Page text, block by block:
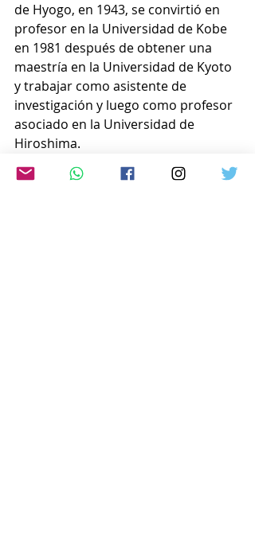
de Hyogo, en 1943, se convirtió en
profesor en la Universidad de Kobe
en 1981 después de obtener una
maestría en la Universidad de Kyoto
y trabajar como asistente de
investigación y luego como profesor
asociado en la Universidad de
Hiroshima.
Se especializó en historia política y